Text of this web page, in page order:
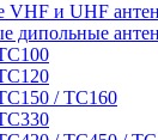
VHF и UHF
дипольные
/ ТС160